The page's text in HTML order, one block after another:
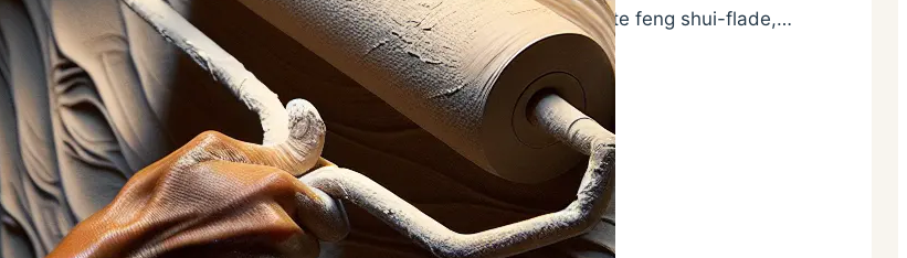
skridt tilbage for at beundre arbejdet – men i stedet for den silkeglatte feng shui-flade,…
Læs mere